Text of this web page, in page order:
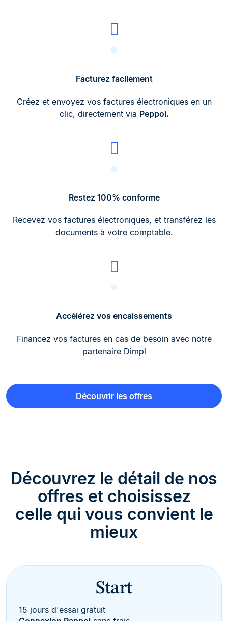
Facturez facilement
Créez et envoyez vos factures électroniques en un
clic, directement via Peppol.
Restez 100% conforme
Recevez vos factures électroniques, et transférez les
documents à votre comptable.
Accélérez vos encaissements
Financez vos factures en cas de besoin avec notre
partenaire Dimpl
Découvrir les offres
Découvrez le détail de nos
offres et choisissez
celle qui vous convient le
mieux
Start
15 jours d'essai gratuit